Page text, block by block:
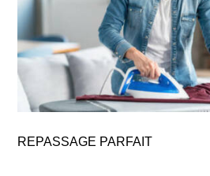
REPASSAGE PARFAIT